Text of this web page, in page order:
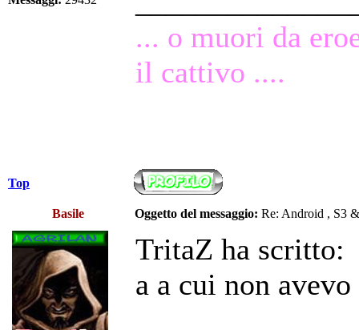
... o muori da
il cattivo ....
Top
Basile Oggetto del messaggio: Re: Android , S3
TritaZ ha scritto:
a a cui non avevo